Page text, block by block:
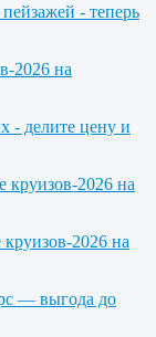
- теперь
2026 на
- делите цену и
круизов-2026 на
2026 на
— выгода до